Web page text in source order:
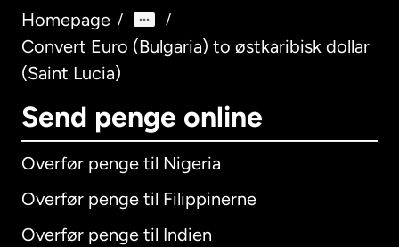
Homepage / /
Convert Euro (Bulgaria) to østkaribisk dollar
(Saint Lucia)
Send penge online
Overfør penge til Nigeria
Overfør penge til Filippinerne
Overfør penge til Indien